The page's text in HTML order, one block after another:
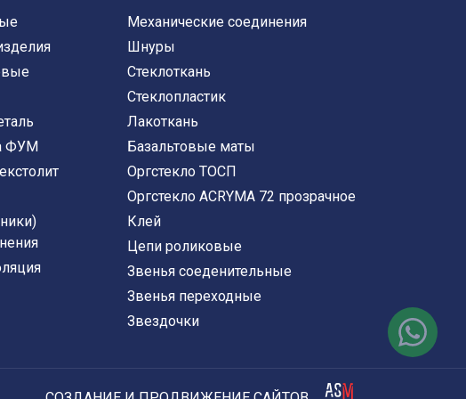
ФУМ
Механические соединения
Шнуры
Стеклоткань
Стеклопластик
Лакоткань
Базальтовые маты
Оргстекло ТОСП
Оргстекло ACRYMA 72 прозрачное
Клей
Цепи роликовые
Звенья соеденительные
Звенья переходные
Звездочки